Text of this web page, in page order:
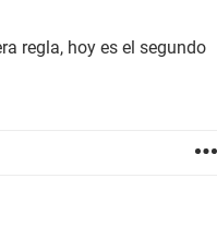
regla, hoy es el segundo